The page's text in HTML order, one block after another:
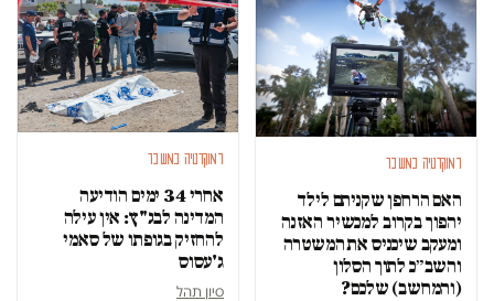
דמוקרטיה במשבר
האם הרחפן שקניתם לילד
יהפוך בקרוב למכשיר האזנה
ומעקב שיכניס את המשטרה
והשב״כ לתוך הסלון
(והמחשב) שלכם?
דמוקרטיה במשבר
אחרי 34 ימים הודיעה
המדינה לבג"ץ: אין עילה
להחזיק בגופתו של סאמי
ג'עסוס
סיון תהל